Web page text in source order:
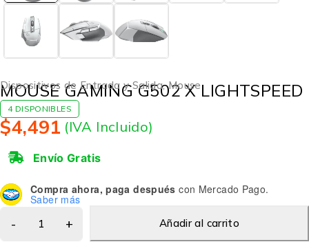
Dispositivos de Entrada y Salida,Mouse
MOUSE GAMING G502 X LIGHTSPEED
4 DISPONIBLES
$4,491 (IVA Incluido)
Envío Gratis
Compra ahora, paga después con Mercado Pago.
Saber más
Añadir al carrito